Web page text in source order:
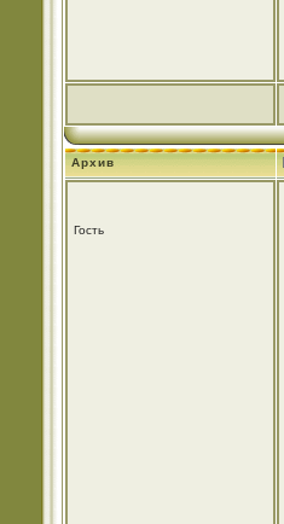
Архив
Гость